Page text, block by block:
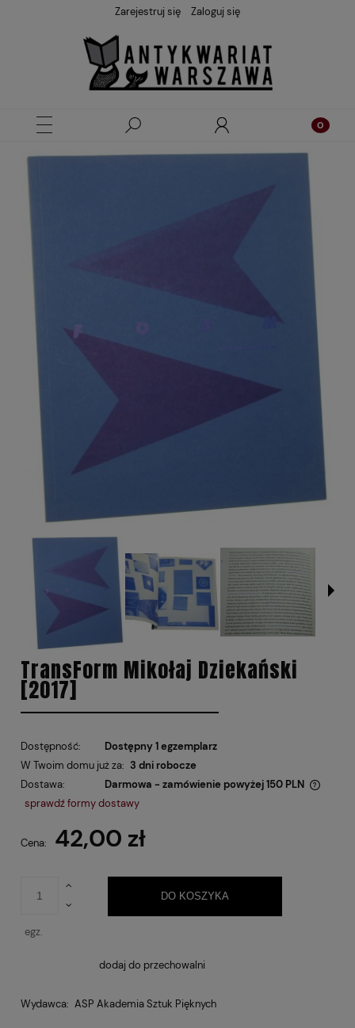
Zarejestruj się Zaloguj się
TransForm Mikołaj Dziekański
[2017]
Dostępność:
Dostępny 1 egzemplarz
W Twoim domu już za: 3 dni robocze
Dostawa:
Darmowa - zamówienie powyżej 150 PLN
Cena nie zawiera ewentualnych kosztów płatności
sprawdź formy dostawy
Cena: 42,00 zł
egz.
DO KOSZYKA
dodaj do przechowalni
Wydawca: ASP Akademia Sztuk Pięknych